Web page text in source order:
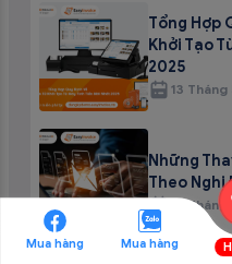
Tổng Hợp
Khởi Tạo
2025
13 Tháng
Những
Theo Nghị
21 Tháng
Mua hàng Mua hàng